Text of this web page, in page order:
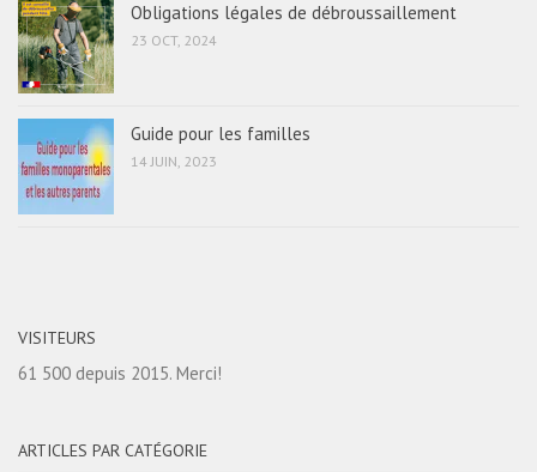
Obligations légales de débroussaillement
23 OCT, 2024
Guide pour les familles
14 JUIN, 2023
VISITEURS
61 500 depuis 2015. Merci!
ARTICLES PAR CATÉGORIE